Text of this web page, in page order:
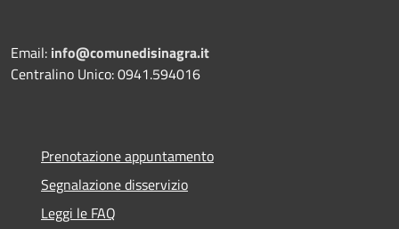
Email: info@comunedisinagra.it
Centralino Unico: 0941.594016
Prenotazione appuntamento
Segnalazione disservizio
Leggi le FAQ